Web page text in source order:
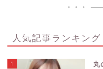
人気記事ランキング
1
丸